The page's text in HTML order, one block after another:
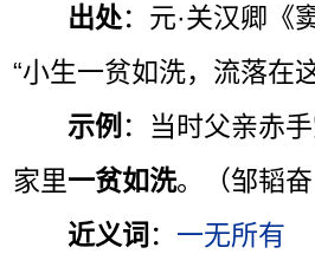
出处：元·关汉卿《
“小生一贫如洗，流落在
示例 ：当时父亲赤
家里一贫如洗。（邹韬奋
近义词 ： 一无所有